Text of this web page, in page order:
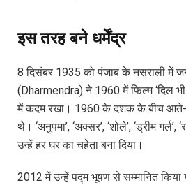
इस तरह बने धर्मेंद्र
8 दिसंबर 1935 को पंजाब के नसराली में
(Dharmendra) ने 1960 में फिल्म ‘दिल भी
में कदम रखा। 1960 के दशक के बीच
थे। ‘अनुपमा’, ‘अक्सर’, ‘शोले’, ‘ड्रीम गर्ल’,
उन्हें हर घर का चहेता बना दिया।
2012 में उन्हें पद्म भूषण से सम्मानित किया